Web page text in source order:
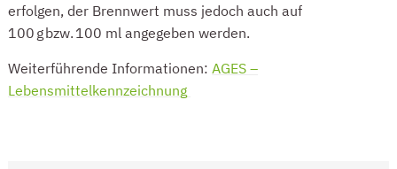
erfolgen, der Brennwert muss jedoch auch auf
100 g bzw. 100 ml angegeben werden.
Weiterführende Informationen: AGES –
Lebensmittelkennzeichnung